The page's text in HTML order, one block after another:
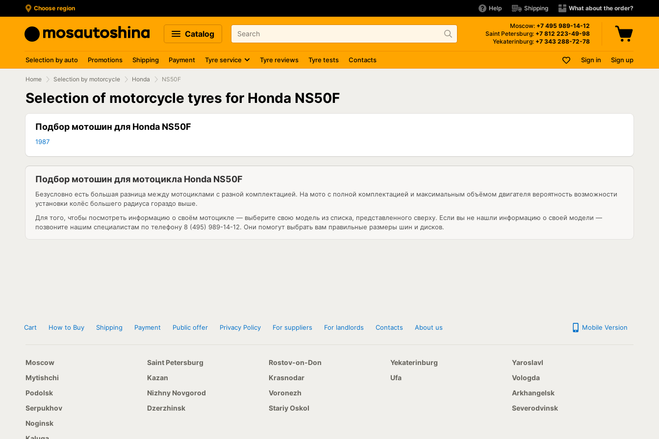
Choose region Help Shipping What about the order?
Catalog
Moscow: +7 495 989-14-12
Saint Petersburg: +7 812 223-49-98
Yekaterinburg: +7 343 288-72-78
Selection by auto Promotions Shipping Payment Tyre service Tyre reviews Tyre tests Contacts Sign in Sign up
Home Selection by motorcycle Honda NS50F
Selection of motorcycle tyres for Honda NS50F
Подбор мотошин для Honda NS50F
1987
Подбор мотошин для мотоцикла Honda NS50F
Безусловно есть большая разница между мотоциклами с разной комплектацией. На мото с полной комплектацией и максимальным объёмом двигателя вероятность возможности
установки колёс большего радиуса гораздо выше.
Для того, чтобы посмотреть информацию о своём мотоцикле — выберите свою модель из списка, представленного сверху. Если вы не нашли информацию о своей модели —
позвоните нашим специалистам по телефону 8 (495) 989-14-12. Они помогут выбрать вам правильные размеры шин и дисков.
Cart How to Buy Shipping Payment Public offer Privacy Policy For suppliers For landlords Contacts About us Mobile Version
Moscow
Mytishchi
Podolsk
Serpukhov
Noginsk
Saint Petersburg
Kazan
Nizhny Novgorod
Dzerzhinsk
Rostov-on-Don
Krasnodar
Voronezh
Stariy Oskol
Yekaterinburg
Ufa
Yaroslavl
Vologda
Arkhangelsk
Severodvinsk